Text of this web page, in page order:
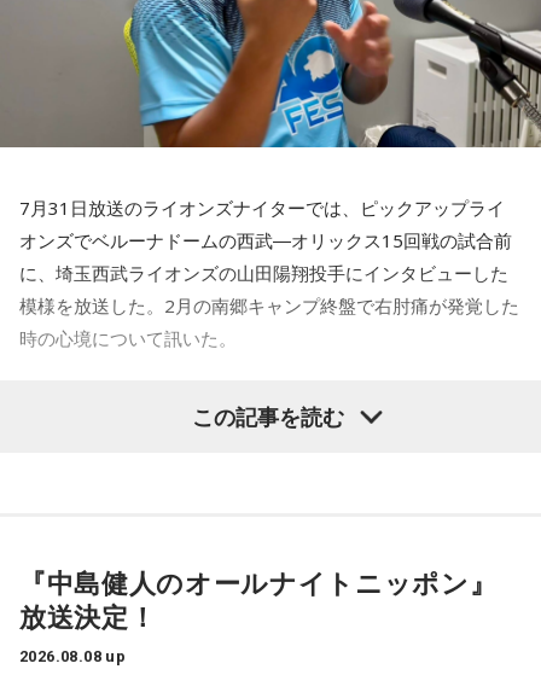
福田：そうですね。塩貝選手に悪意はなかったと思います
し、素直に自分の気持ちを言っただけなのですが、それをブ
ラジルサイドがうまく切り取って、結果的に彼らのモチベー
ションを上げるような形になってしまったので、それはあま
何を言っているかというと、日本とブラジルの力関係は間違
いなくブラジルが上なんですよ。そこで日本サイドが考えな
きゃいけないことは、ブラジルに油断してもらう、隙を見せ
てもらうということも1つだと思っていて。
ジルは対戦相手が決まったときに「オランダじゃなくて良か
ているんだ。メンバーは違うかもしれないけれど、日本は力
があるんだぞ」と言って、油断しないように警戒させる。そ
して、「お前ら、（日本選手が）こんなことを言ってるぞ」
と塩貝選手のコメントを（起爆剤として）使うことが可能な
7月31日放送のライオンズナイターでは、ピックアップライ
オンズでベルーナドームの西武―オリックス15回戦の試合前
に、埼玉西武ライオンズの山田陽翔投手にインタビューした
模様を放送した。2月の南郷キャンプ終盤で右肘痛が発覚した
時の心境について訊いた。
しい成績だったかと思いますが、「求めすぎずに自分のやる
――過去2年の苦労は昨シーズンに活きていたということです
ね。
山田「活きていると思います。ウエイトトレーニングなどで
この記事を読む
『中島健人のオールナイトニッポン』
放送決定！
2026.08.08 up